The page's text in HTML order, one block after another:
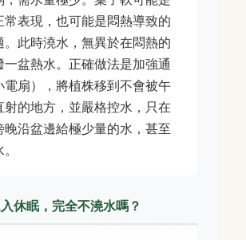
常表現，也可能是悶熱導致的
。此時澆水，無異於在悶熱的
一盆熱水。正確做法是加強通
電扇），將植株移到不會被午
射的地方，並嚴格控水，只在
晚沿盆邊給極少量的水，甚至
休眠，完全不澆水嗎？